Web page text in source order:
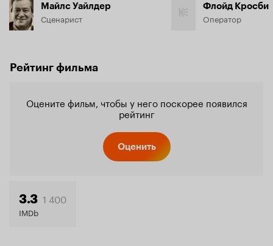
Майлс Уайлдер
Сценарист
Флойд Кросби
Оператор
Рейтинг фильма
Оцените фильм, чтобы у него поскорее появился
рейтинг
Оценить
3.3 1 400
IMDb